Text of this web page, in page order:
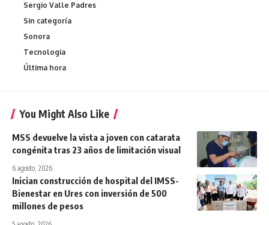
Sergio Valle Padres
Sin categoría
Sonora
Tecnologia
Última hora
You Might Also Like
MSS devuelve la vista a joven con catarata
congénita tras 23 años de limitación visual
6 agosto, 2026
Inician construcción de hospital del IMSS-
Bienestar en Ures con inversión de 500
millones de pesos